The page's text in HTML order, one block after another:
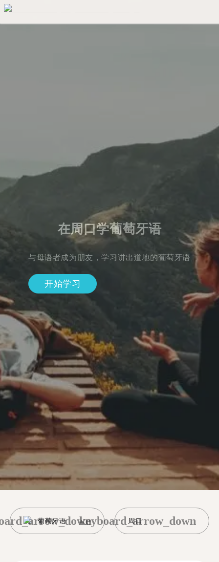
在周口学葡萄牙语
与母语者成为朋友，学习讲出道地的葡萄牙语
开始学习
葡萄牙语 周口
keyboard_arrow_down